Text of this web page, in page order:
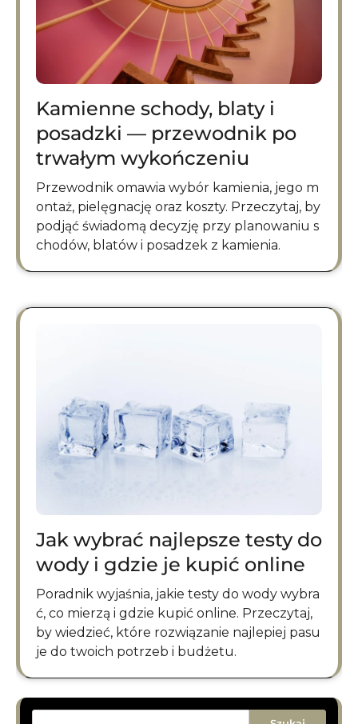
Kamienne schody, blaty i
posadzki — przewodnik po
trwałym wykończeniu
Przewodnik omawia wybór kamienia, jego m
ontaż, pielęgnację oraz koszty. Przeczytaj, by
podjąć świadomą decyzję przy planowaniu s
chodów, blatów i posadzek z kamienia.
Jak wybrać najlepsze testy do
wody i gdzie je kupić online
Poradnik wyjaśnia, jakie testy do wody wybra
ć, co mierzą i gdzie kupić online. Przeczytaj,
by wiedzieć, które rozwiązanie najlepiej pasu
je do twoich potrzeb i budżetu.